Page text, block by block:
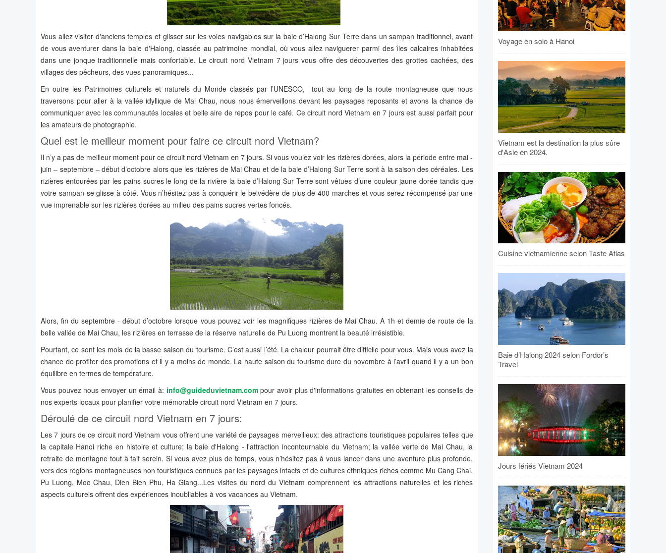
Vous allez visiter d'anciens temples et glisser sur les voies navigables sur la baie d’Halong Sur Terre dans un sampan traditionnel, avant
de vous aventurer dans la baie d'Halong, classée au patrimoine mondial, où vous allez naviguerer parmi des îles calcaires inhabitées
dans une jonque traditionnelle mais confortable. Le circuit nord Vietnam 7 jours vous offre des découvertes des grottes cachées, des
villages des pêcheurs, des vues panoramiques...
En outre les Patrimoines culturels et naturels du Monde classés par l’UNESCO, tout au long de la route montagneuse que nous
traversons pour aller à la vallée idyllique de Mai Chau, nous nous émerveillons devant les paysages reposants et avons la chance de
communiquer avec les communautés locales et belle aire de repos pour le café. Ce circuit nord Vietnam en 7 jours est aussi parfait pour
les amateurs de photographie.
Quel est le meilleur moment pour faire ce circuit nord Vietnam?
Il n’y a pas de meilleur moment pour ce circuit nord Vietnam en 7 jours. Si vous voulez voir les rizières dorées, alors la période entre mai -
juin – septembre – début d’octobre alors que les rizières de Mai Chau et de la baie d’Halong Sur Terre sont à la saison des céréales. Les
rizières entourées par les pains sucres le long de la rivière la baie d’Halong Sur Terre sont vêtues d’une couleur jaune dorée tandis que
votre sampan se glisse à côté. Vous n’hésitez pas à conquérir le belvédère de plus de 400 marches et vous serez récompensé par une
vue imprenable sur les rizières dorées au milieu des pains sucres vertes foncés.
Alors, fin du septembre - début d’octobre lorsque vous pouvez voir les magnifiques rizières de Mai Chau. A 1h et demie de route de la
belle vallée de Mai Chau, les rizières en terrasse de la réserve naturelle de Pu Luong montrent la beauté irrésistible.
Pourtant, ce sont les mois de la basse saison du tourisme. C’est aussi l’été. La chaleur pourrait être difficile pour vous. Mais vous avez la
chance de profiter des promotions et il y a moins de monde. La haute saison du tourisme dure du novembre à l’avril quand il y a un bon
équilibre en termes de température.
Vous pouvez nous envoyer un émail à: info@guideduvietnam.compour avoir plus d'informations gratuites en obtenant les conseils de
nos experts locaux pour planifier votre mémorable circuit nord Vietnam en 7 jours.
Déroulé de ce circuit nord Vietnam en 7 jours:
Les 7 jours de ce circuit nord Vietnam vous offrent une variété de paysages merveilleux: des attractions touristiques populaires telles que
la capitale Hanoi riche en histoire et culture; la baie d'Halong - l'attraction incontournable du Vietnam; la vallée verte de Mai Chau, la
retraite de montagne tout à fait serein. Si vous avez plus de temps, vous n’hésitez pas à vous lancer dans une aventure plus profonde,
vers des régions montagneuses non touristiques connues par les paysages intacts et de cultures ethniques riches comme Mu Cang Chai,
Pu Luong, Moc Chau, Dien Bien Phu, Ha Giang...Les visites du nord du Vietnam comprennent les attractions naturelles et les riches
aspects culturels offrent des expériences inoubliables à vos vacances au Vietnam.
Voyage en solo à Hanoi
Vietnam est la destination la plus sûre
d'Asie en 2024.
Cuisine vietnamienne selon Taste Atlas
Baie d’Halong 2024 selon Fordor’s
Travel
Jours fériés Vietnam 2024